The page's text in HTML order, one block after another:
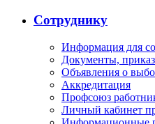
Сотруднику
Информация для
Документы,
Объявления о
Аккредитация
Профсоюз
Личный кабинет